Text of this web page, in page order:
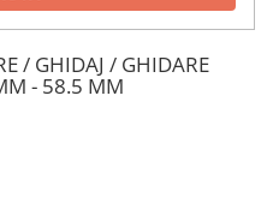
/ GHIDAJ / GHIDARE
- 58.5 MM